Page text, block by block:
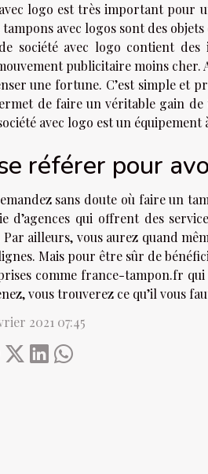
logo est très important pour
tampons avec logos sont des
société avec logo contient
publicitaire moins cher.
une fortune. C’est simple et
de faire un véritable gain de
avec logo est un équipement
référer pour
sans doute où faire un
d’agences qui offrent des
ailleurs, vous aurez quand
Mais pour être sûr de
comme france-tampon.fr
vous trouverez ce qu’il vous
2021 07:45